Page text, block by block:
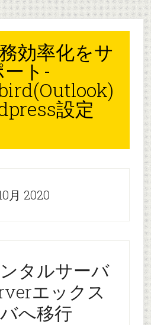
効率化をサ
ート-
設定
月 2020
タルサーバ
エックス
へ移行